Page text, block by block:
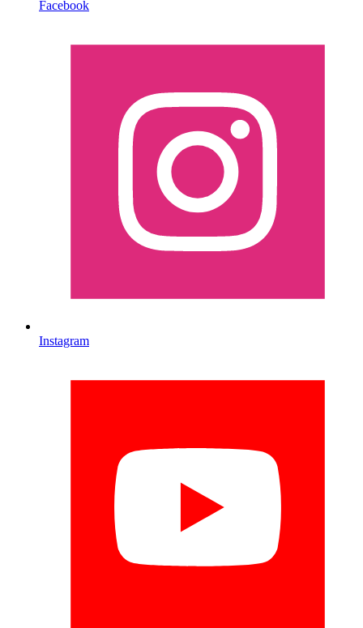
Facebook
Instagram